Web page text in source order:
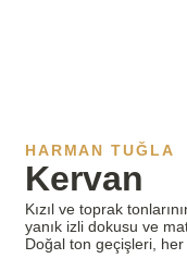
HARMAN TUĞLA
Kervan
Kızıl ve toprak
yanık izli dokusu ve
Doğal ton geçişleri,